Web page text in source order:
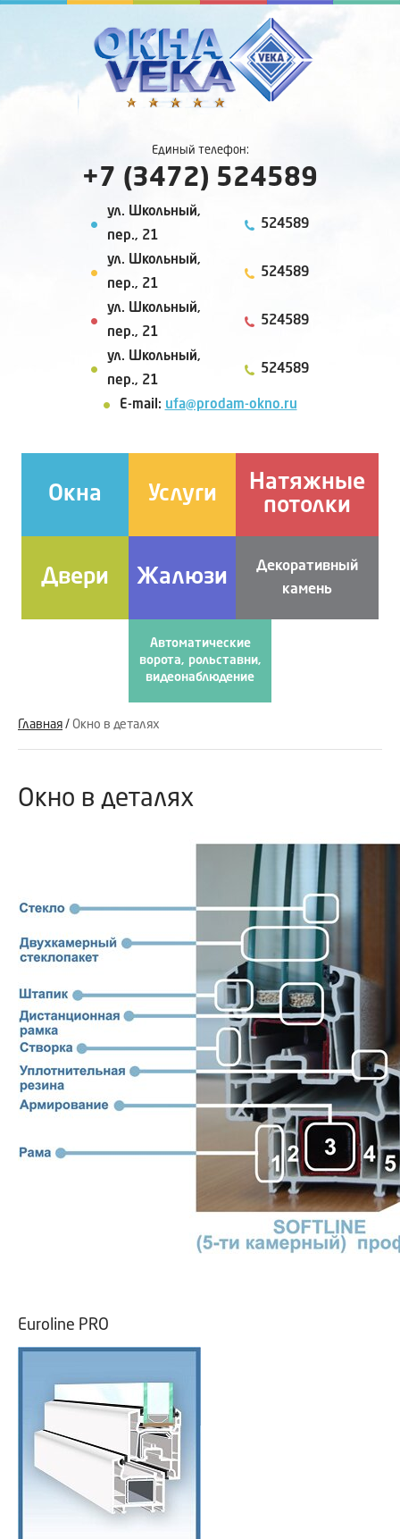
Единый телефон:
+7 (3472) 524589
ул. Школьный,
пер., 21
524589
ул. Школьный,
пер., 21
524589
ул. Школьный,
пер., 21
524589
ул. Школьный,
пер., 21
524589
E-mail: ufa@prodam-okno.ru
Окна Услуги
Натяжные
потолки
Двери Жалюзи
Декоративный
камень
Автоматические
ворота, рольставни,
видеонаблюдение
Главная / Окно в деталях
Окно в деталях
Euroline PRO